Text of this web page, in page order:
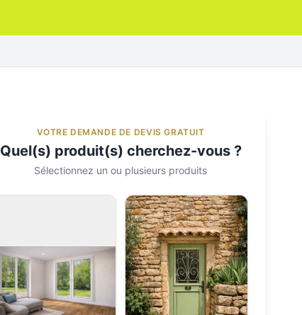
VOTRE DEMANDE DE DEVIS GRATUIT
Quel(s) produit(s) cherchez-vous ?
Sélectionnez un ou plusieurs produits